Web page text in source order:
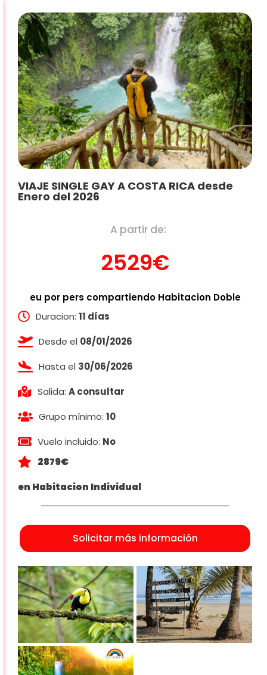
VIAJE SINGLE GAY A COSTA RICA desde
Enero del 2026
A partir de:
2529€
eu por pers compartiendo Habitacion Doble
Duracion: 11 días
Desde el 08/01/2026
Hasta el 30/06/2026
Salida: A consultar
Grupo mínimo: 10
Vuelo incluido: No
2879€
en Habitacion Individual
Solicitar más información